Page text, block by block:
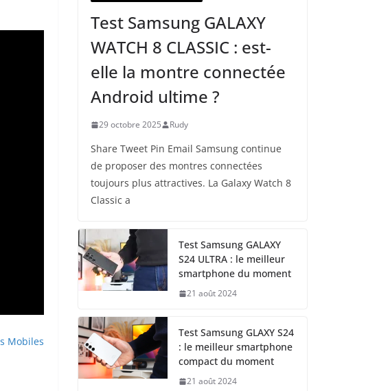
Mobiles
Test Samsung GALAXY
WATCH 8 CLASSIC : est-
elle la montre connectée
Android ultime ?
29 octobre 2025 Rudy
Share Tweet Pin Email Samsung continue
de proposer des montres connectées
toujours plus attractives. La Galaxy Watch 8
Classic a
Test Samsung GALAXY
S24 ULTRA : le meilleur
smartphone du moment
21 août 2024
Test Samsung GLAXY S24
: le meilleur smartphone
compact du moment
21 août 2024